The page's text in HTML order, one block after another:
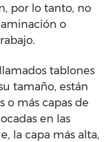
por lo tanto, no
o
tablones
tamaño, están
o más capas de
en las
la capa más alta,